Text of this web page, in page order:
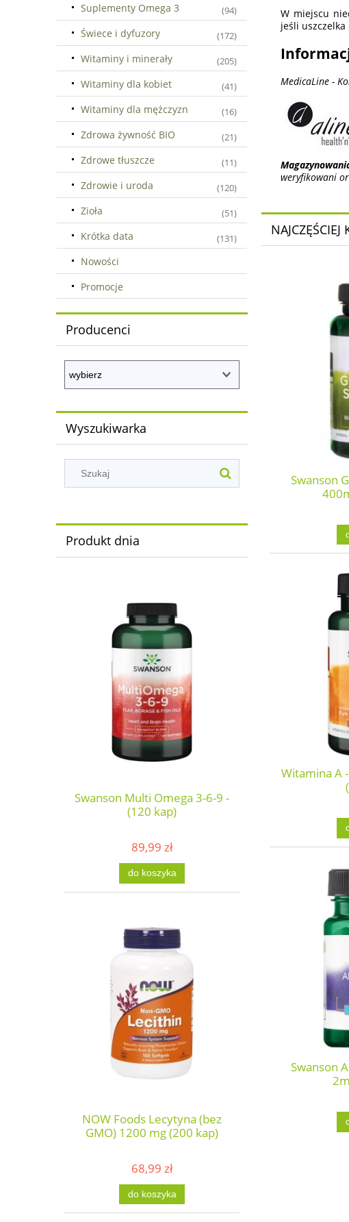
Suplementy Omega 3 (94)
Świece i dyfuzory (172)
Witaminy i minerały (205)
Witaminy dla kobiet (41)
Witaminy dla mężczyzn (16)
Zdrowa żywność BIO (21)
Zdrowe tłuszcze (11)
Zdrowie i uroda (120)
Zioła (51)
Krótka data (131)
Nowości
Promocje
Producenci
Wyszukiwarka
Produkt dnia
Swanson Multi Omega 3-6-9 -
(120 kap)
89,99 zł
do koszyka
NOW Foods Lecytyna (bez
GMO) 1200 mg (200 kap)
68,99 zł
do koszyka
W miejscu
jeśli
MedicaLine -
weryfikowani
Swanson
Witamina A
Swanson